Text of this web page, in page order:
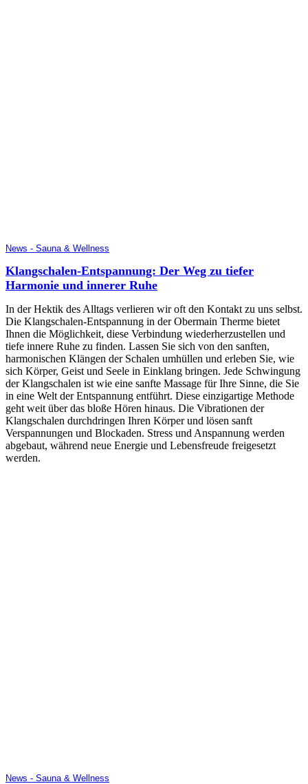
News - Sauna & Wellness
Klangschalen-Entspannung: Der Weg zu tiefer
Harmonie und innerer Ruhe
In der Hektik des Alltags verlieren wir oft den Kontakt zu uns selbst.
Die Klangschalen-Entspannung in der Obermain Therme bietet
Ihnen die Möglichkeit, diese Verbindung wiederherzustellen und
tiefe innere Ruhe zu finden. Lassen Sie sich von den sanften,
harmonischen Klängen der Schalen umhüllen und erleben Sie, wie
sich Körper, Geist und Seele in Einklang bringen. Jede Schwingung
der Klangschalen ist wie eine sanfte Massage für Ihre Sinne, die Sie
in eine Welt der Entspannung entführt. Diese einzigartige Methode
geht weit über das bloße Hören hinaus. Die Vibrationen der
Klangschalen durchdringen Ihren Körper und lösen sanft
Verspannungen und Blockaden. Stress und Anspannung werden
abgebaut, während neue Energie und Lebensfreude freigesetzt
werden.
News - Sauna & Wellness